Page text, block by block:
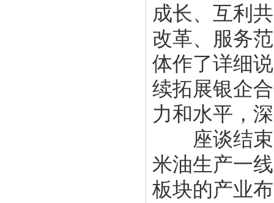
成长、互利
改革、服务
体作了详细
续拓展银企
力和水平，
座谈结束
米油生产一
板块的产业